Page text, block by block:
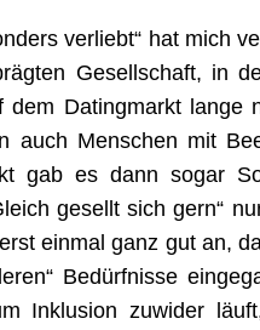
verliebt“ hat mich
Gesellschaft, in
Datingmarkt lange
auch Menschen mit
gab es dann sogar
gesellt sich gern“
einmal ganz gut an,
Bedürfnisse
Inklusion zuwider